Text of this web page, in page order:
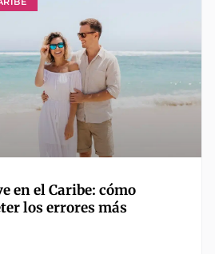
en el Caribe: cómo
los errores más